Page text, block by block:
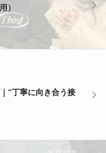
）
“丁寧に向き合う接